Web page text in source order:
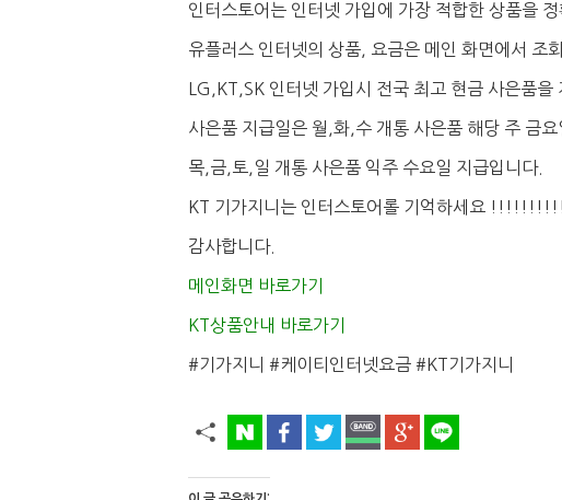
인터스토어는 인터넷 가입에 가장 적합한 상품을
유플러스 인터넷의 상품, 요금은 메인 화면에서 조
LG,KT,SK 인터넷 가입시 전국 최고 현금 사은품을
사은품 지급일은 월,화,수 개통 사은품 해당 주 금요
목,금,토,일 개통 사은품 익주 수요일 지급입니다.
KT 기가지니는 인터스토어롤 기억하세요
감사합니다.
메인화면 바로가기
KT상품안내 바로가기
#기가지니 #케이티인터넷요금 #KT기가지니